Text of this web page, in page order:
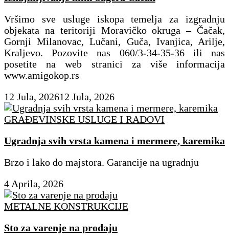
Vršimo sve usluge iskopa temelja za izgradnju
objekata na teritoriji Moravičko okruga – Čačak,
Gornji Milanovac, Lučani, Guča, Ivanjica, Arilje,
Kraljevo. Pozovite nas 060/3-34-35-36 ili nas
posetite na web stranici za više informacija
www.amigokop.rs
12 Jula, 202612 Jula, 2026
GRAĐEVINSKE USLUGE I RADOVI
Ugradnja svih vrsta kamena i mermere, karemika
Brzo i lako do majstora. Garancije na ugradnju
4 Aprila, 2026
METALNE KONSTRUKCIJE
Sto za varenje na prodaju